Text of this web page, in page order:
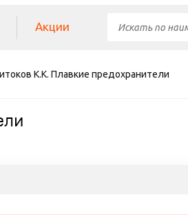
Акции
К.К. Плавкие предохранители